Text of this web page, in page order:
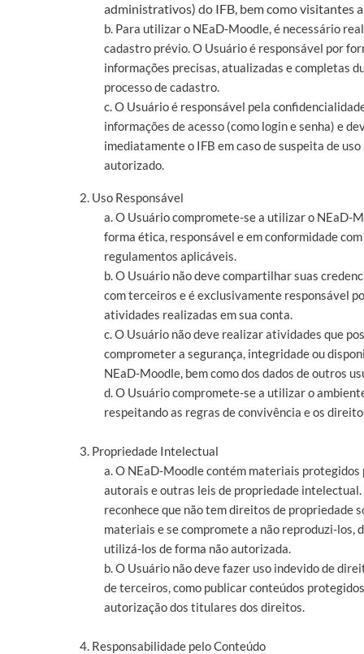
administrativos) do IFB, bem como visitantes
b. Para utilizar o NEaD-Moodle, é necessário
cadastro prévio. O Usuário é responsável por
informações precisas, atualizadas e completas
processo de cadastro.
c. O Usuário é responsável pela
informações de acesso (como login e senha) e
imediatamente o IFB em caso de suspeita de uso
autorizado.
2. Uso Responsável
a. O Usuário compromete-se a utilizar o NEaD-
forma ética, responsável e em conformidade
regulamentos aplicáveis.
b. O Usuário não deve compartilhar suas
com terceiros e é exclusivamente responsável
atividades realizadas em sua conta.
c. O Usuário não deve realizar atividades que
comprometer a segurança, integridade ou
NEaD-Moodle, bem como dos dados de outros
d. O Usuário compromete-se a utilizar o
respeitando as regras de convivência e os
3. Propriedade Intelectual
a. O NEaD-Moodle contém materiais
autorais e outras leis de propriedade
reconhece que não tem direitos de propriedade
materiais e se compromete a não reproduzi-los,
utilizá-los de forma não autorizada.
b. O Usuário não deve fazer uso indevido de
de terceiros, como publicar conteúdos
autorização dos titulares dos direitos.
4. Responsabilidade pelo Conteúdo